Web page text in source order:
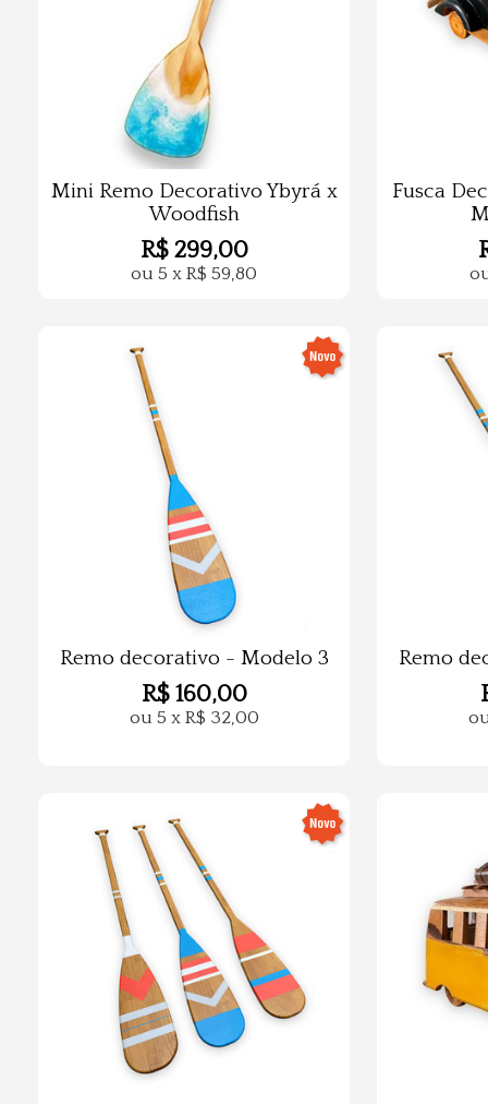
Mini Remo Decorativo Ybyrá x
Woodfish
R$ 299,00
ou 5 x R$ 59,80
Fusca
Remo decorativo - Modelo 3
R$ 160,00
ou 5 x R$ 32,00
Remo